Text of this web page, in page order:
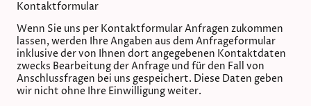
Kontaktformular
Wenn Sie uns per Kontaktformular Anfragen zukommen
lassen, werden Ihre Angaben aus dem Anfrageformular
inklusive der von Ihnen dort angegebenen Kontaktdaten
zwecks Bearbeitung der Anfrage und für den Fall von
Anschlussfragen bei uns gespeichert. Diese Daten geben
wir nicht ohne Ihre Einwilligung weiter.